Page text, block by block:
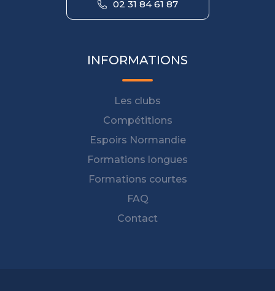
02 31 84 61 87
INFORMATIONS
Les clubs
Compétitions
Espoirs Normandie
Formations longues
Formations courtes
FAQ
Contact